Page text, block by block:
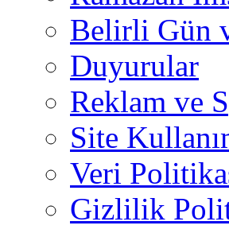
Belirli Gün
Duyurular
Reklam ve
Site
Veri
Gizlilik